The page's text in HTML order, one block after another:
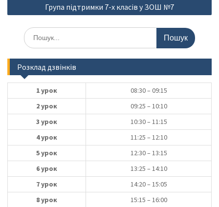
Група підтримки 7-х класів у ЗОШ №7
Шукати:
Розклад дзвінків
1 урок
08:30 – 09:15
2 урок
09:25 – 10:10
3 урок
10:30 – 11:15
4 урок
11:25 – 12:10
5 урок
12:30 – 13:15
6 урок
13:25 – 14:10
7 урок
14:20 – 15:05
8 урок
15:15 – 16:00